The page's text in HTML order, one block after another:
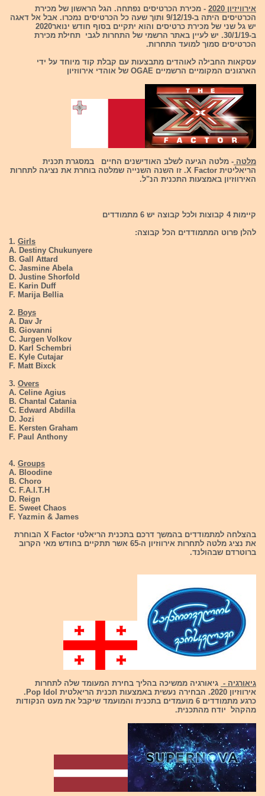
אירוויזיון 2020
- מכירת הכרטיסים נפתחה. הגל הראשון של מכירת
הכרטיסים היתה ב-9/12/19 ותוך שעה כל הכרטיסים נמכרו. אבל אל דאגה
ב-30/1/19. יש לעיין באתר הרשמי של התחרות לגבי תחילת מכירת
הכרטיסים סמוך למועד התחרות.
עסקאות החבילה לאוהדים מתבצעות עם קבלת קוד מיוחד על ידי
הארגונים המקומיים הרשמיים OGAE של אוהדי אירווזיון
מלטה - מלטה הגיעה לשלב האודישנים החיים במסגרת תכנית
הריאליטית X Factor. זו השנה השנייה שמלטה בוחרת את נציגה לתחרות
האירווזיון באמצעות התכנית הנ"ל.
קיימות 4 קבוצות ולכל קבוצה יש 6 מתמודדים
להלן פרוט המתמודדים הכל קבוצה:
1. Girls
A. Destiny Chukunyere
B. Gall Attard
C. Jasmine Abela
D. Justine Shorfold
E. Karin Duff
F. Marija Bellia
2. Boys
A. Dav Jr
B. Giovanni
C. Jurgen Volkov
D. Karl Schembri
E. Kyle Cutajar
F. Matt Bixck
3. Overs
A. Celine Agius
B. Chantal Catania
C. Edward Abdilla
D. Jozi
E. Kersten Graham
F. Paul Anthony
4. Groups
A. Bloodine
B. Choro
C. F.A.I.T.H
D. Reign
E. Sweet Chaos
F. Yazmin & James
בהצלחה למתמודדים בהמשך דרכם בתכנית הריאלטי X Factor הבוחרת
את נציג מלטה לתחרות אירווזיון ה-65 אשר תתקיים בחודש מאי הקרוב
ברוטרדם שבהולנד.
גיאורגיה - גיאורגיה ממשיכה בהליך בחירת המעומד שלה לתחרות
אירווזיון 2020. הבחירה נעשית באמצעות תכנית הריאלטית Pop Idol.
כרגע מתמודדים 6 מועמדים בתכנית והמועמד שיקבל את מעט הנקודות
מהקהל יודח מהתכנית.